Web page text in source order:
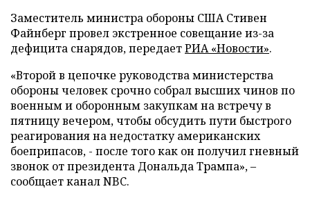
Заместитель министра обороны США Стивен
Файнберг провел экстренное совещание из-за
дефицита снарядов, передаетРИА «Новости».
«Второй в цепочке руководства министерства
обороны человек срочно собрал высших чинов по
военным и оборонным закупкам на встречу в
пятницу вечером, чтобы обсудить пути быстрого
реагирования на недостатку американских
боеприпасов, - после того как он получил гневный
звонок от президента Дональда Трампа», –
сообщает канал NBC.